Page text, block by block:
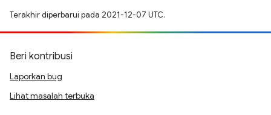
Terakhir diperbarui pada 2021-12-07 UTC.
Beri kontribusi
Laporkan bug
Lihat masalah terbuka